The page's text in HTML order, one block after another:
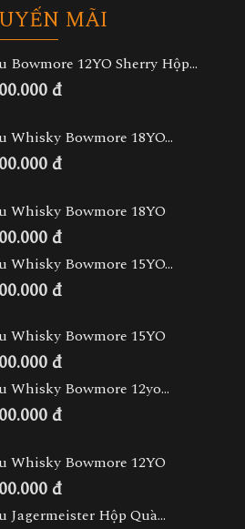
MÃI
Bowmore 12YO Sherry Hộp...
đ
Whisky Bowmore 18YO...
đ
Whisky Bowmore 18YO
đ
Whisky Bowmore 15YO...
đ
Whisky Bowmore 15YO
đ
Whisky Bowmore 12yo...
đ
Whisky Bowmore 12YO
đ
Jagermeister Hộp Quà...